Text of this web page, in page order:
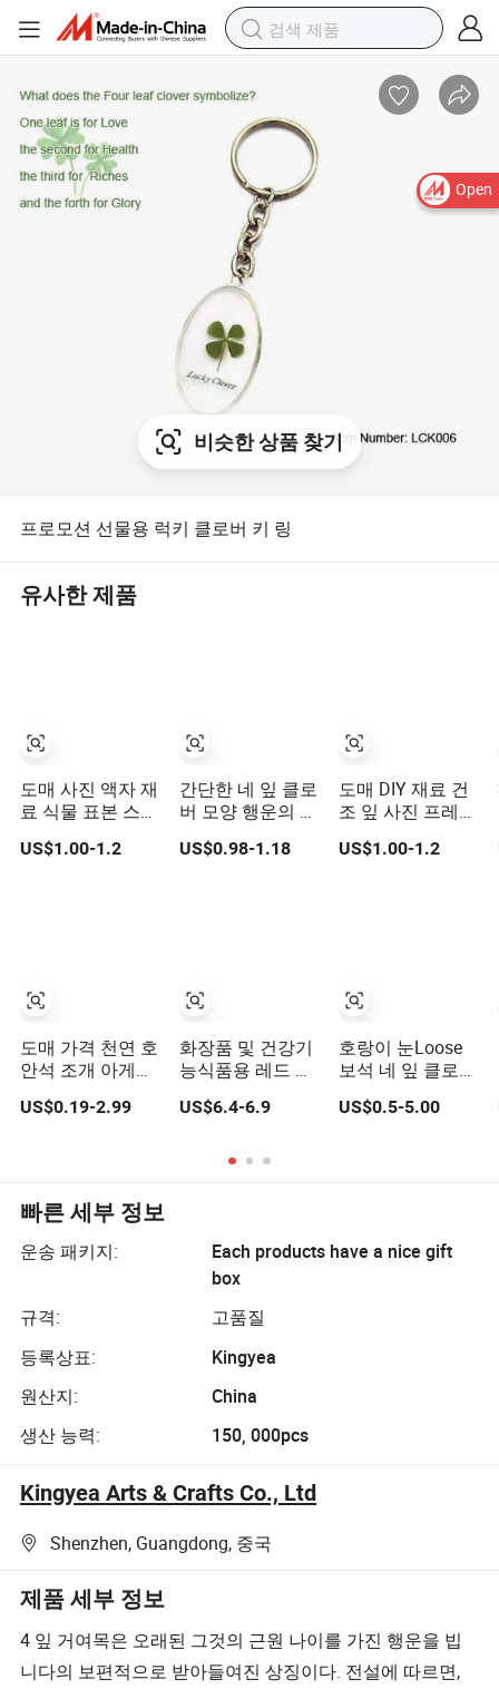
Open
비슷한 상품 찾기
프로모션 선물용 럭키 클로버 키 링
유사한 제품
도매 사진 액자 재
료 식물 표본 스티
모양 클로버
US$1.00-1.2
도매 가격 천연 호
안석 조개 아게이
운의 네잎 클로버
US$0.19-2.99
간단한 네 잎 클로
버 모양 행운의 체
US$0.98-1.18
화장품 및 건강기
능식품용 레드 클
US$6.4-6.9
도매 DIY 재료 건
조 잎 사진 프레임
버
US$1.00-1.2
호랑이 눈Loose
보석 네 잎 클로버
US$0.5-5.00
빠른 세부 정보
운송 패키지:
Each products have a nice gift
box
규격:
고품질
등록상표:
Kingyea
원산지:
China
생산 능력:
150, 000pcs
Kingyea Arts & Crafts Co., Ltd
Shenzhen, Guangdong, 중국
제품 세부 정보
4 잎 거여목은 오래된 그것의 근원 나이를 가진 행운을 빕
니다의 보편적으로 받아들여진 상징이다. 전설에 따르면,